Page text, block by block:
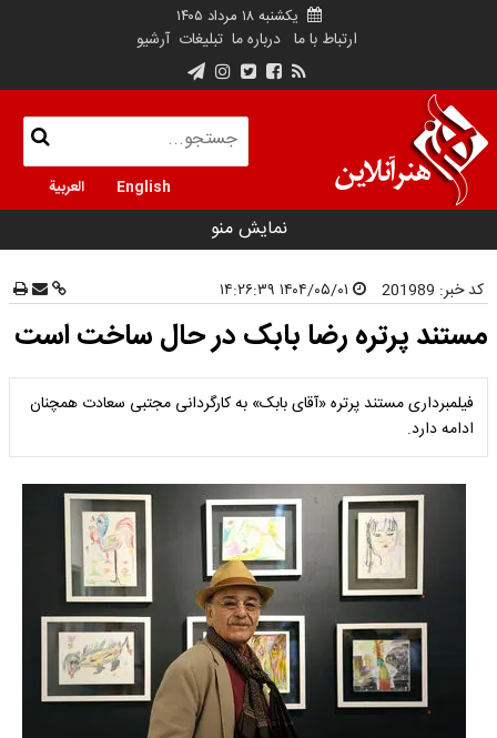
یکشنبه ۱۸ مرداد ۱۴۰۵
ارتباط با ما درباره ما تبلیغات آرشیو
English العربية
نمایش منو
کد خبر: 201989
مستند پرتره رضا بابک در حال ساخت است
فیلمبرداری مستند پرتره «آقای بابک» به کارگردانی مجتبی سعادت همچنان
ادامه دارد.